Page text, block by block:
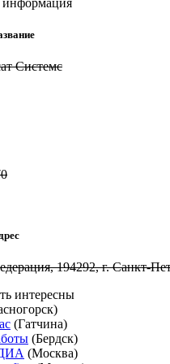
Системс
194292, г. Санкт-
интересны
(Гатчина)
(Бердск)
(Москва)